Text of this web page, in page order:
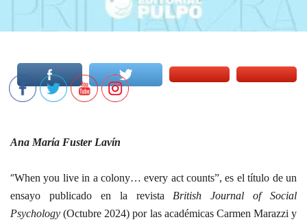
Ana María Fuster Lavín
“When you live in a colony… every act counts”, es el título de un
ensayo publicado en la revista British Journal of Social
Psychology(Octubre 2024) por las académicas Carmen Marazzi y